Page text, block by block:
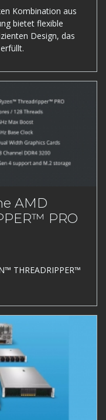
Kombination aus
bietet flexible
Design, das
AMD
PRO
THREADRIPPER™